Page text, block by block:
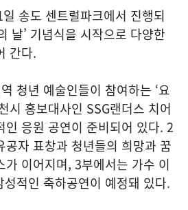
송도 센트럴파크에서 진행되
날’ 기념식을 시작으로 다양한
간다.
청년 예술인들이 참여하는 ‘요
시 홍보대사인 SSG랜더스 치어
인 응원 공연이 준비되어 있다. 2
공자 표창과 청년들의 희망과 꿈
가 이어지며, 3부에서는 가수 이
적인 축하공연이 예정돼 있다.